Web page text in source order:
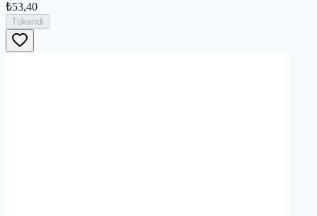
₺53,40
Tükendi